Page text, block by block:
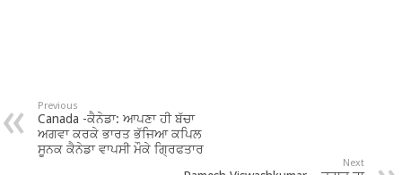
Previous
Canada -ਕੈਨੇਡਾ: ਆਪਣਾ ਹੀ ਬੱਚਾ
ਅਗਵਾ ਕਰਕੇ ਭਾਰਤ ਭੱਜਿਆ ਕਪਿਲ
ਸੂਨਕ ਕੈਨੇਡਾ ਵਾਪਸੀ ਮੌਕੇ ਗ੍ਰਿਫਤਾਰ
Next